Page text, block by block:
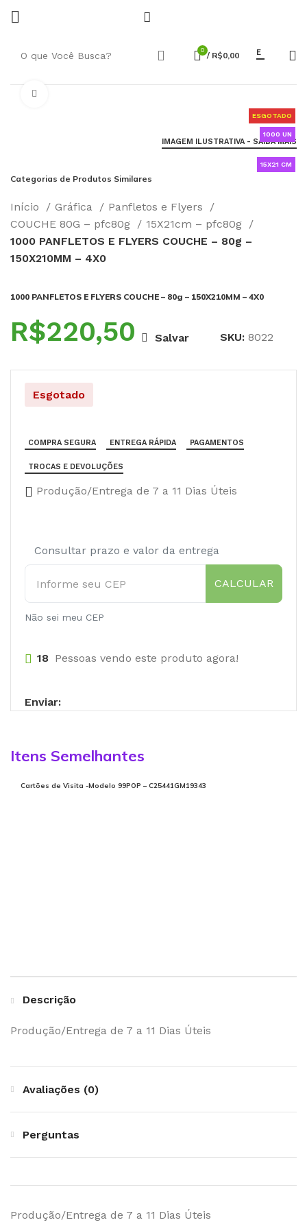
0 / R$0,00 E
ESGOTADO
1000 UN
15X21 CM
IMAGEM ILUSTRATIVA - SAIBA MAIS
Categorias de Produtos Similares
Início Gráfica
Panfletos e Flyers
COUCHE 80G – pfc80g
15X21cm – pfc80g
1000 PANFLETOS E FLYERS COUCHE – 80g –
150X210MM – 4X0
1000 PANFLETOS E FLYERS COUCHE – 80g – 150X210MM – 4X0
R$ Salvar SKU:8022
Esgotado
COMPRA SEGURA ENTREGA RÁPIDA PAGAMENTOS
TROCAS E DEVOLUÇÕES
Produção/Entrega de 7 a 11 Dias Úteis
Consultar prazo e valor da entrega
CALCULAR
Não sei meu CEP
18 Pessoas vendo este produto agora!
Enviar:
Itens Semelhantes
Cartões de Visita -Modelo 99POP – C25441GM19343
Descrição
Produção/Entrega de 7 a 11 Dias Úteis
Avaliações (0)
Perguntas
Produção/Entrega de 7 a 11 Dias Úteis